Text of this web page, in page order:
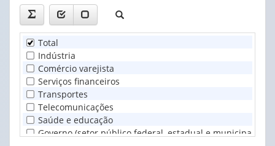
Total
Indústria
Comércio varejista
Serviços financeiros
Transportes
Telecomunicações
Saúde e educação
Governo (setor público federal, estadual e municipal),